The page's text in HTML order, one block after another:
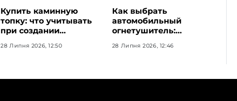
Купить каминную
топку: что учитывать
при создании
домашнего камина
28 Липня 2026, 12:50
Как выбрать
автомобильный
огнетушитель:
требования
28 Липня 2026, 12:46